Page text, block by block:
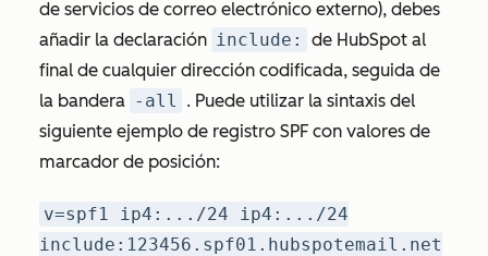
de servicios de correo electrónico externo), debes
añadir la declaración include:
de HubSpot al
final de cualquier dirección codificada, seguida de
la bandera -all . Puede utilizar la sintaxis del
siguiente ejemplo de registro SPF con valores de
marcador de posición:
v=spf1 ip4:.../24 ip4:.../24
include:123456.spf01.hubspotemail.net